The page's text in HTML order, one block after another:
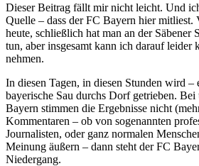
Dieser Beitrag fällt mir nicht leicht. Und
Quelle – dass der FC Bayern hier mitliest.
heute, schließlich hat man an der Säbener
tun, aber insgesamt kann ich darauf leider
nehmen.
In diesen Tagen, in diesen Stunden wird –
bayerische Sau durchs Dorf getrieben. Bei
Bayern stimmen die Ergebnisse nicht
Kommentaren – ob von sogenannten
Journalisten, oder ganz normalen
Meinung äußern – dann steht der FC
Niedergang.